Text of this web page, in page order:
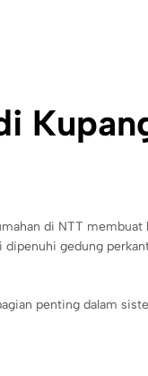
di NTT
dipenuhi gedung
penting dalam